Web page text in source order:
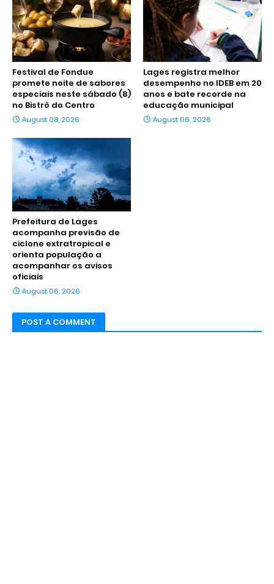
Festival de Fondue
promete noite de sabores
especiais neste sábado (8)
no Bistrô do Centro
August 08, 2026
Lages registra melhor
desempenho no IDEB em 20
anos e bate recorde na
educação municipal
August 06, 2026
Prefeitura de Lages
acompanha previsão de
ciclone extratropical e
orienta população a
acompanhar os avisos
oficiais
August 06, 2026
POST A COMMENT